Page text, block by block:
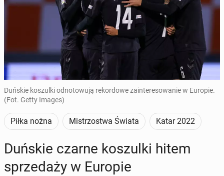
Duńskie koszulki odnotowują rekordowe zainteresowanie w Europie.
(Fot. Getty Images)
Piłka nożna Mistrzostwa Świata Katar 2022
Duńskie czarne ko­szul­ki hitem
sprze­da­ży w Europie